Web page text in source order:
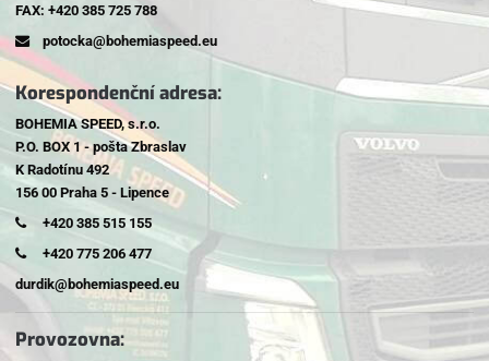
FAX: +420 385 725 788
potocka@bohemiaspeed.eu
Korespondenční adresa:
BOHEMIA SPEED, s.r.o.
P.O. BOX 1 - pošta Zbraslav
K Radotínu 492
156 00 Praha 5 - Lipence
+420 385 515 155
+420 775 206 477
durdik@bohemiaspeed.eu
Provozovna: